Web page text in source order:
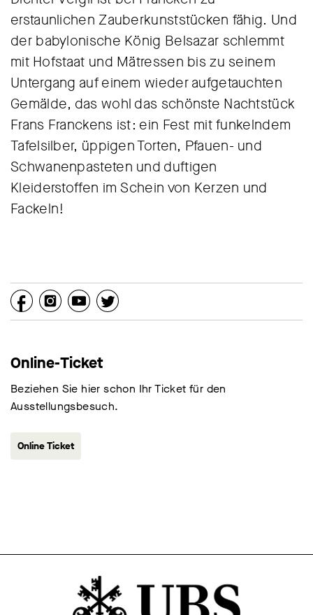
erstaunlichen Zauberkunststücken fähig. Und
der babylonische König Belsazar schlemmt
mit Hofstaat und Mätressen bis zu seinem
Untergang auf einem wieder aufgetauchten
Gemälde, das wohl das schönste Nachtstück
Frans Franckens ist: ein Fest mit funkelndem
Tafelsilber, üppigen Torten, Pfauen- und
Schwanenpasteten und duftigen
Kleiderstoffen im Schein von Kerzen und
Fackeln!
Online-Ticket
Beziehen Sie hier schon Ihr Ticket für den
Ausstellungsbesuch.
Online Ticket